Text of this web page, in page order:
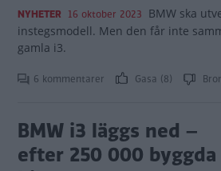
NYHETER 16 oktober 2023 BMW ska
instegsmodell. Men den får inte
gamla i3.
6 kommentarer Gasa (8)
BMW i3 läggs ned –
efter 250 000 byggda